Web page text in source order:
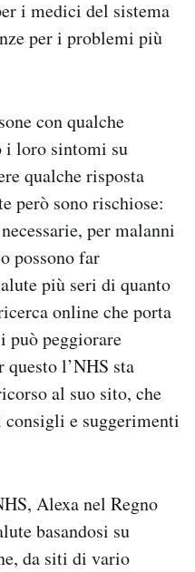
i medici del sistema
per i problemi più
con qualche
i loro sintomi su
qualche risposta
però sono rischiose:
per malanni
possono far
più seri di quanto
online che porta
può peggiorare
l’NHS sta
al suo sito, che
e suggerimenti
Alexa nel Regno
basandosi su
da siti di vario